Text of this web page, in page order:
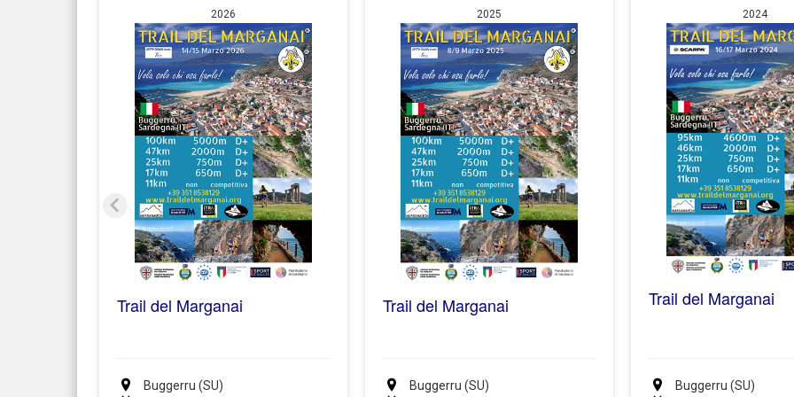
2026
Trail del Marganai
Buggerru (SU)
2025
Trail del Marganai
Buggerru (SU)
2024
Trail del Marganai
Buggerru (SU)